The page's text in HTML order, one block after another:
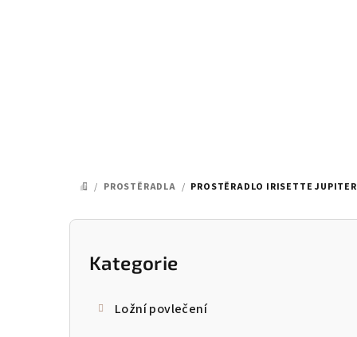
DOMŮ
/ PROSTĚRADLA / PROSTĚRADLO IRISETTE
P
Přeskočit
kategorie
Kategorie
Ložní povlečení